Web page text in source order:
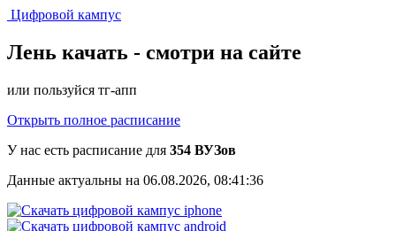
Цифровой кампус
Лень качать - смотри на сайте
или пользуйся тг-апп
Открыть полное расписание
У нас есть расписание для 354 ВУЗов
Данные актуальны на 06.08.2026, 08:41:36